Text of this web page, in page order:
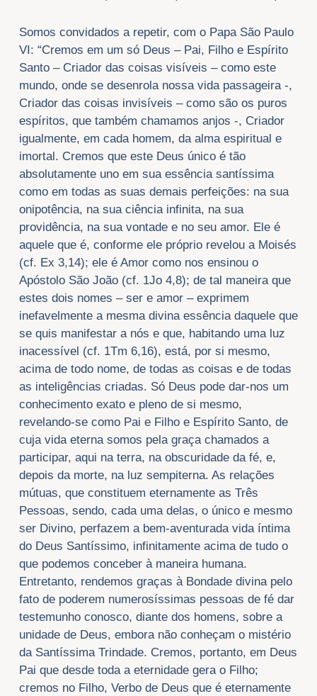
Somos convidados a repetir, com o Papa São Paulo
VI: “Cremos em um só Deus – Pai, Filho e Espírito
Santo – Criador das coisas visíveis – como este
mundo, onde se desenrola nossa vida passageira -,
Criador das coisas invisíveis – como são os puros
espíritos, que também chamamos anjos -, Criador
igualmente, em cada homem, da alma espiritual e
imortal. Cremos que este Deus único é tão
absolutamente uno em sua essência santíssima
como em todas as suas demais perfeições: na sua
onipotência, na sua ciência infinita, na sua
providência, na sua vontade e no seu amor. Ele é
aquele que é, conforme ele próprio revelou a Moisés
(cf. Ex 3,14); ele é Amor como nos ensinou o
Apóstolo São João (cf. 1Jo 4,8); de tal maneira que
estes dois nomes – ser e amor – exprimem
inefavelmente a mesma divina essência daquele que
se quis manifestar a nós e que, habitando uma luz
inacessível (cf. 1Tm 6,16), está, por si mesmo,
acima de todo nome, de todas as coisas e de todas
as inteligências criadas. Só Deus pode dar-nos um
conhecimento exato e pleno de si mesmo,
revelando-se como Pai e Filho e Espírito Santo, de
cuja vida eterna somos pela graça chamados a
participar, aqui na terra, na obscuridade da fé, e,
depois da morte, na luz sempiterna. As relações
mútuas, que constituem eternamente as Três
Pessoas, sendo, cada uma delas, o único e mesmo
ser Divino, perfazem a bem-aventurada vida íntima
do Deus Santíssimo, infinitamente acima de tudo o
que podemos conceber à maneira humana.
Entretanto, rendemos graças à Bondade divina pelo
fato de poderem numerosíssimas pessoas de fé dar
testemunho conosco, diante dos homens, sobre a
unidade de Deus, embora não conheçam o mistério
da Santíssima Trindade. Cremos, portanto, em Deus
Pai que desde toda a eternidade gera o Filho;
cremos no Filho, Verbo de Deus que é eternamente